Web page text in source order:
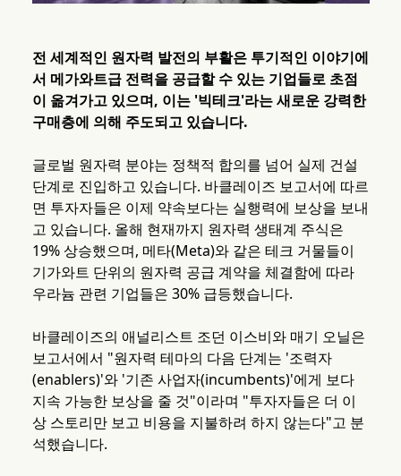
전 세계적인 원자력 발전의 부활은 투기적인 이야기에
서 메가와트급 전력을 공급할 수 있는 기업들로 초점
이 옮겨가고 있으며, 이는 '빅테크'라는 새로운 강력한
구매층에 의해 주도되고 있습니다.
글로벌 원자력 분야는 정책적 합의를 넘어 실제 건설
단계로 진입하고 있습니다. 바클레이즈 보고서에 따르
면 투자자들은 이제 약속보다는 실행력에 보상을 보내
고 있습니다. 올해 현재까지 원자력 생태계 주식은
19% 상승했으며, 메타(Meta)와 같은 테크 거물들이
기가와트 단위의 원자력 공급 계약을 체결함에 따라
우라늄 관련 기업들은 30% 급등했습니다.
바클레이즈의 애널리스트 조던 이스비와 매기 오닐은
보고서에서 "원자력 테마의 다음 단계는 '조력자
(enablers)'와 '기존 사업자(incumbents)'에게 보다
지속 가능한 보상을 줄 것"이라며 "투자자들은 더 이
상 스토리만 보고 비용을 지불하려 하지 않는다"고 분
석했습니다.